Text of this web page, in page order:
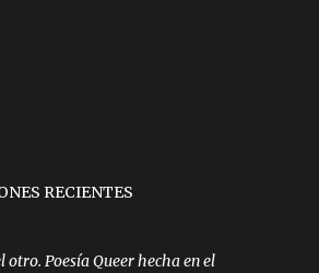
RECIENTES
otro. Poesía Queer hecha en el